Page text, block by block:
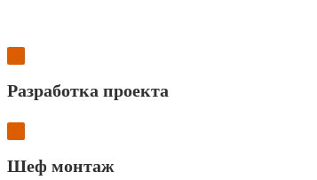
Разработка проекта
Шеф монтаж